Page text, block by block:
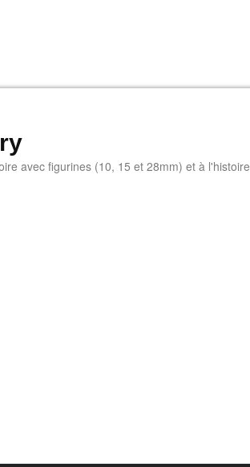
avec figurines (10, 15 et 28mm) et à l'histoire